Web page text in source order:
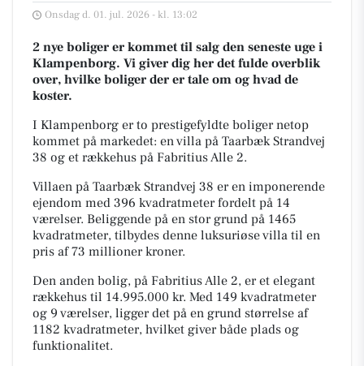
Onsdag d. 01. jul. 2026 - kl. 13:02
2 nye boliger er kommet til salg den seneste uge i
Klampenborg. Vi giver dig her det fulde overblik
over, hvilke boliger der er tale om og hvad de
koster.
I Klampenborg er to prestigefyldte boliger netop
kommet på markedet: en villa på Taarbæk Strandvej
38 og et rækkehus på Fabritius Alle 2.
Villaen på Taarbæk Strandvej 38 er en imponerende
ejendom med 396 kvadratmeter fordelt på 14
værelser. Beliggende på en stor grund på 1465
kvadratmeter, tilbydes denne luksuriøse villa til en
pris af 73 millioner kroner.
Den anden bolig, på Fabritius Alle 2, er et elegant
rækkehus til 14.995.000 kr. Med 149 kvadratmeter
og 9 værelser, ligger det på en grund størrelse af
1182 kvadratmeter, hvilket giver både plads og
funktionalitet.